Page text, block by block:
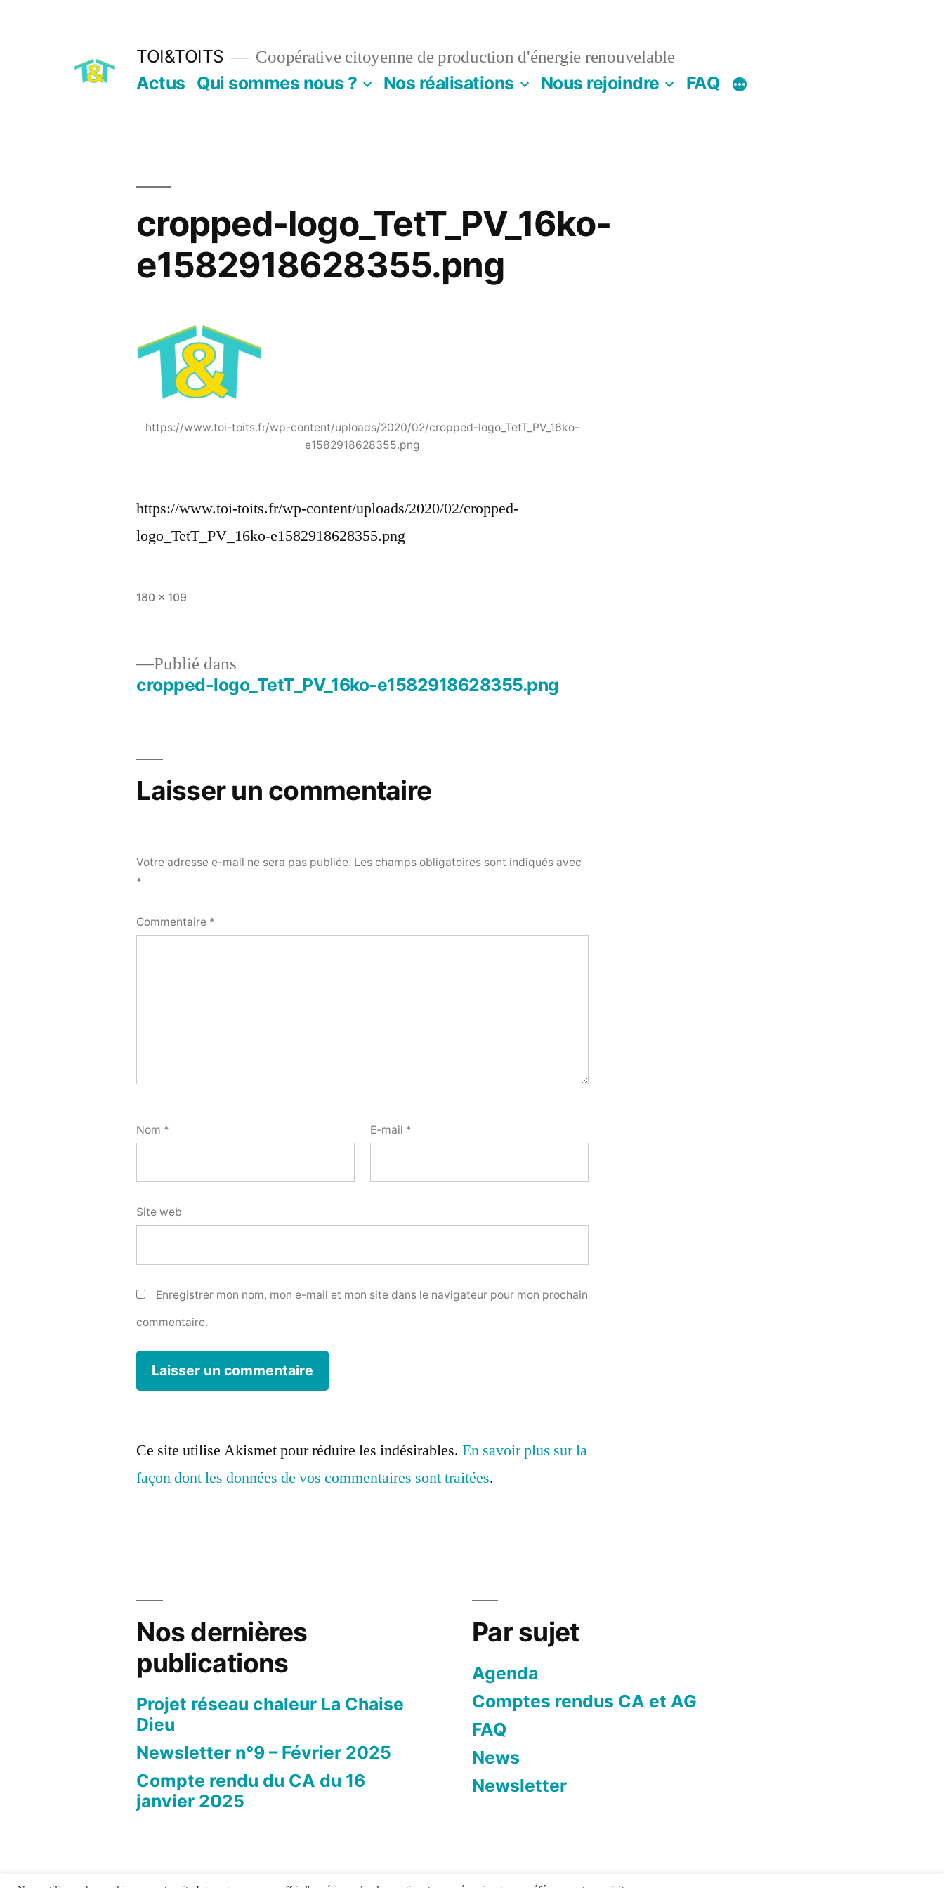
TOI&TOITS Coopérative citoyenne de production d'énergie renouvelable
Actus Qui sommes nous ? Nos réalisations Nous rejoindre FAQ
cropped-logo_TetT_PV_16ko-
e1582918628355.png
https://www.toi-toits.fr/wp-content/uploads/2020/02/cropped-logo_TetT_PV_16ko-
e1582918628355.png
https://www.toi-toits.fr/wp-content/uploads/2020/02/cropped-
logo_TetT_PV_16ko-e1582918628355.png
Taille
180 × 109
Navigation
Publié dans
cropped-logo_TetT_PV_16ko-e1582918628355.png
Laisser un commentaire
Votre adresse e-mail ne sera pas publiée. Les champs obligatoires sont indiqués avec
*
Commentaire *
Nom * E-mail *
Site web
Enregistrer mon nom, mon e-mail et mon site dans le navigateur pour mon prochain
commentaire.
Ce site utilise Akismet pour réduire les indésirables.En savoir plus sur la
façon dont les données de vos commentaires sont traitées.
Nos dernières
publications
Projet réseau chaleur La Chaise
Dieu
Newsletter n°9 – Février 2025
Compte rendu du CA du 16
janvier 2025
Par sujet
Agenda
Comptes rendus CA et AG
FAQ
News
Newsletter